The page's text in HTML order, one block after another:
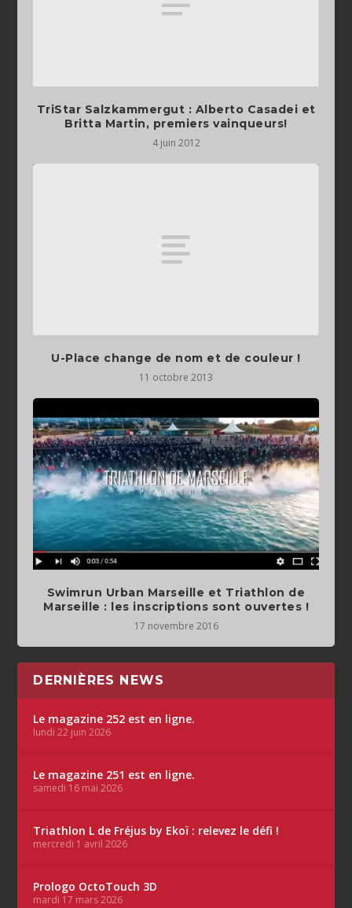
TriStar Salzkammergut‏ : Alberto Casadei et
Britta Martin, premiers vainqueurs!
4 juin 2012
U-Place change de nom et de couleur !
11 octobre 2013
Swimrun Urban Marseille et Triathlon de
Marseille : les inscriptions sont ouvertes !
17 novembre 2016
DERNIÈRES NEWS
Le magazine 252 est en ligne.
lundi 22 juin 2026
Le magazine 251 est en ligne.
samedi 16 mai 2026
Triathlon L de Fréjus by Ekoï : relevez le défi !
mercredi 1 avril 2026
Prologo OctoTouch 3D
mardi 17 mars 2026